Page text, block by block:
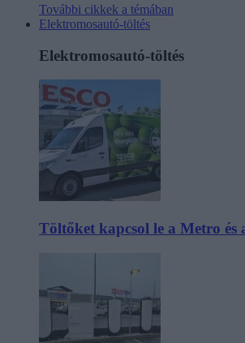
További cikkek a témában
Elektromosautó-töltés
Elektromosautó-töltés
Töltőket kapcsol le a Metro és